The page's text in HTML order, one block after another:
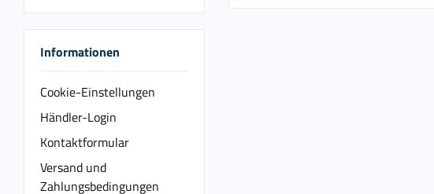
Informationen
Cookie-Einstellungen
Händler-Login
Kontaktformular
Versand und
Zahlungsbedingungen